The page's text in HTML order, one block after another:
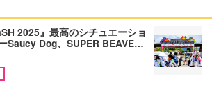
2025』最高のシチュエーショ
Saucy Dog、SUPER BEAVE…